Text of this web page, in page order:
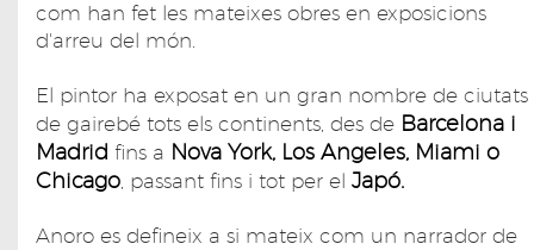
com han fet les mateixes obres en exposicions
d'arreu del món.
El pintor ha exposat en un gran nombre de ciutats
de gairebé tots els continents, des de Barcelona i
Madrid fins a Nova York, Los Angeles, Miami o
Chicago, passant fins i tot per el Japó.
Anoro es defineix a si mateix com un narrador de